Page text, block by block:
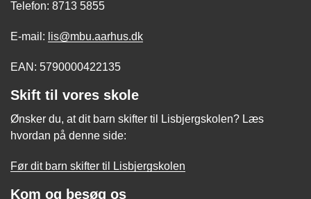
Telefon: 8713 5855
E-mail: lis@mbu.aarhus.dk
EAN: 5790000422135
Skift til vores skole
Ønsker du, at dit barn skifter til Lisbjergskolen? Læs
hvordan på denne side:
Før dit barn skifter til Lisbjergskolen
Kom og besøg os